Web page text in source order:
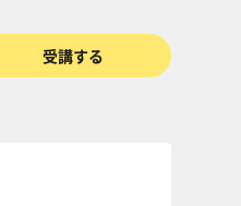
受講する